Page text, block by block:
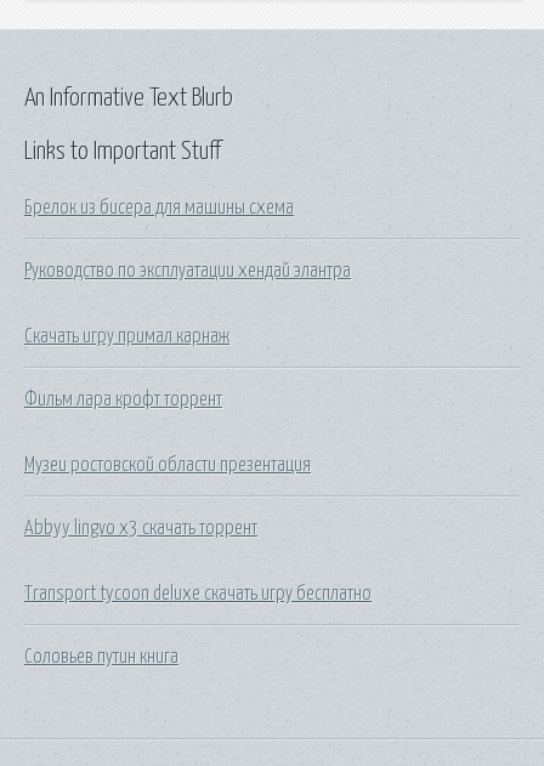
Links to Important Stuff
Брелок из бисера для машины схема
Руководство по эксплуатации хендай элантра
Скачать игру примал карнаж
Фильм лара крофт торрент
Музеи ростовской области презентация
Abbyy lingvo x3 скачать торрент
Transport tycoon deluxe скачать игру бесплатно
Соловьев путин книга
An Informative Text Blurb